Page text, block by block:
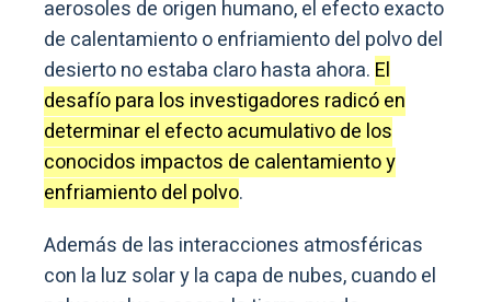
aerosoles de origen humano, el efecto exacto
de calentamiento o enfriamiento del polvo del
desierto no estaba claro hasta ahora. El
desafío para los investigadores radicó en
determinar el efecto acumulativo de los
conocidos impactos de calentamiento y
enfriamiento del polvo.
Además de las interacciones atmosféricas
con la luz solar y la capa de nubes, cuando el